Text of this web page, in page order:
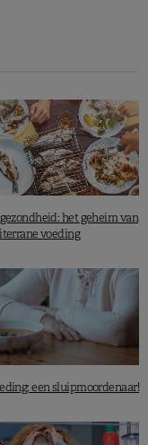
het geheim van
voeding
een sluipmoordenaar!